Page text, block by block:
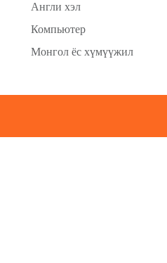
Англи хэл
Компьютер
Монгол ёс хүмүүжил